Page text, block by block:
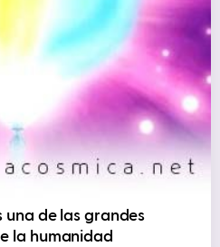
una de las grandes
la humanidad